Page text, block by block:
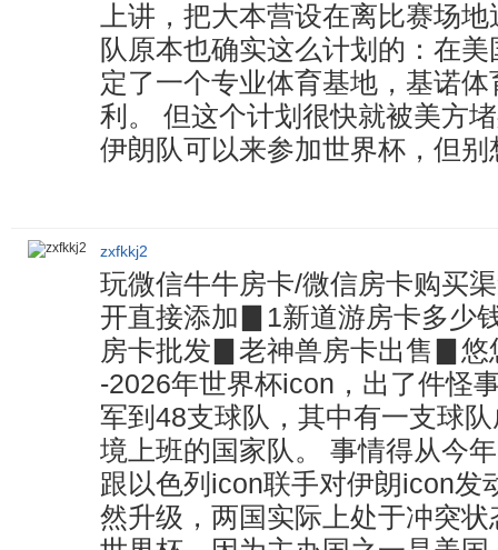
上讲，把大本营设在离比赛场
队原本也确实这么计划的：在
定了一个专业体育基地，基诺
利。 但这个计划很快就被美方
伊朗队可以来参加世界杯，但
zxfkkj2
玩微信牛牛房卡/微信房卡购买
开直接添加▊1新道游房卡多少
房卡批发▊老神兽房卡出售▊悠
-2026年世界杯icon，出了件怪
军到48支球队，其中有一支球
境上班的国家队。 事情得从今
跟以色列icon联手对伊朗icon发
然升级，两国实际上处于冲突